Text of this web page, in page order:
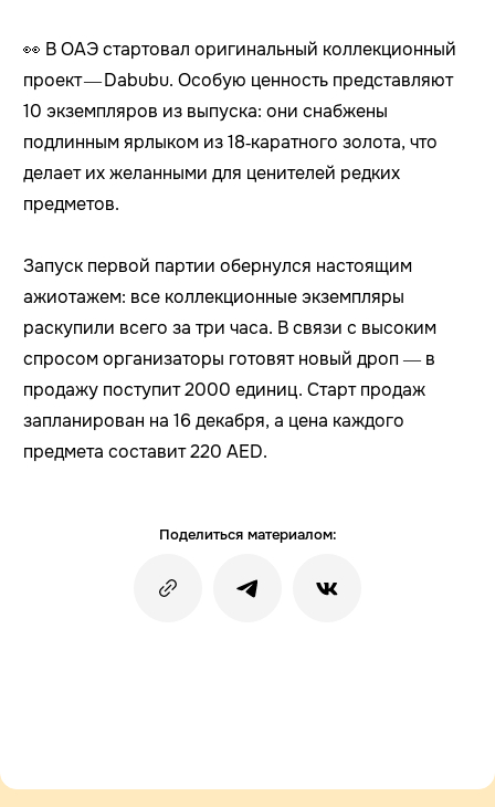
👀 В ОАЭ стартовал оригинальный коллекционный
проект — Dabubu. Особую ценность представляют
10 экземпляров из выпуска: они снабжены
подлинным ярлыком из 18‑каратного золота, что
делает их желанными для ценителей редких
предметов.
Запуск первой партии обернулся настоящим
ажиотажем: все коллекционные экземпляры
раскупили всего за три часа. В связи с высоким
спросом организаторы готовят новый дроп — в
продажу поступит 2000 единиц. Старт продаж
запланирован на 16 декабря, а цена каждого
предмета составит 220 AED.
Поделиться материалом: